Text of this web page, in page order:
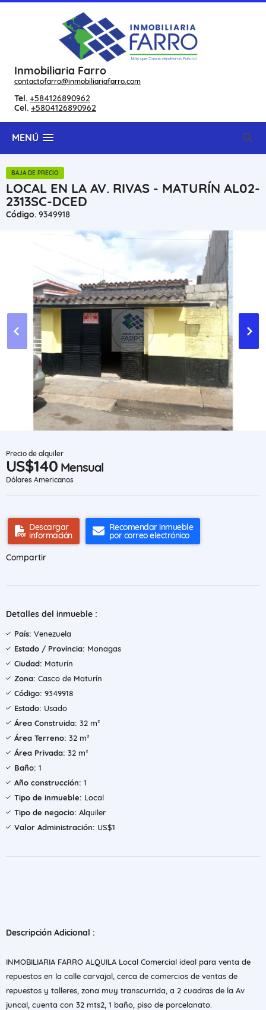
Inmobiliaria Farro
contactofarro@inmobiliariafarro.com
Tel. +584126890962
Cel. +5804126890962
MENÚ
BAJA DE PRECIO
LOCAL EN LA AV. RIVAS - MATURÍN AL02-
2313SC-DCED
Código. 9349918
Precio de alquiler
US$140 Mensual
Dólares Americanos
Descargar
información
Recomendar inmueble
por correo electrónico
Compartir
Detalles del inmueble :
País: Venezuela
Estado / Provincia: Monagas
Ciudad: Maturín
Zona: Casco de Maturín
Código: 9349918
Estado: Usado
Área Construida: 32 m²
Área Terreno: 32 m²
Área Privada: 32 m²
Baño: 1
Año construcción: 1
Tipo de inmueble: Local
Tipo de negocio: Alquiler
Valor Administración: US$1
Descripción Adicional :
INMOBILIARIA FARRO ALQUILA Local Comercial ideal para venta de
repuestos en la calle carvajal, cerca de comercios de ventas de
repuestos y talleres, zona muy transcurrida, a 2 cuadras de la Av
juncal, cuenta con 32 mts2, 1 baño, piso de porcelanato.